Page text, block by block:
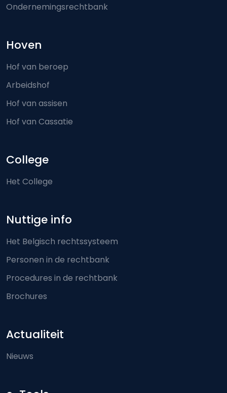
Ondernemingsrechtbank
Hoven
Hof van beroep
Arbeidshof
Hof van assisen
Hof van Cassatie
College
Het College
Nuttige info
Het Belgisch rechtssysteem
Personen in de rechtbank
Procedures in de rechtbank
Brochures
Actualiteit
Nieuws